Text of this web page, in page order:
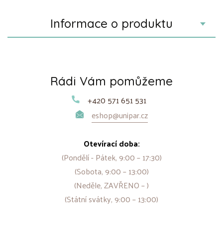
Informace o produktu
Rádi Vám pomůžeme
+420 571 651 531
eshop@unipar.cz
Otevírací doba:
(Pondělí - Pátek, 9:00 – 17:30)
(Sobota, 9:00 – 13:00)
(Neděle, ZAVŘENO – )
(Státní svátky, 9:00 – 13:00)